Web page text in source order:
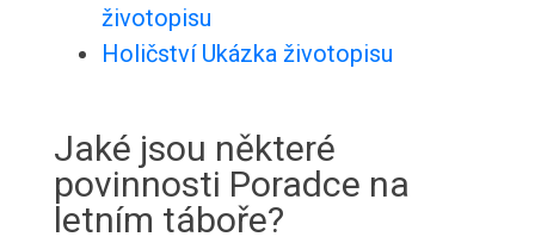
životopisu
Holičství Ukázka životopisu
Jaké jsou některé
povinnosti Poradce na
letním táboře?